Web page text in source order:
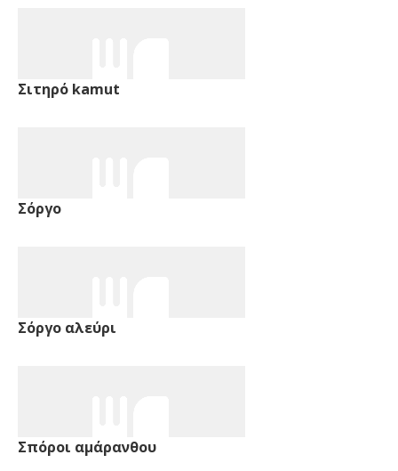
Σιτηρό kamut
Σόργο
Σόργο αλεύρι
Σπόροι αμάρανθου